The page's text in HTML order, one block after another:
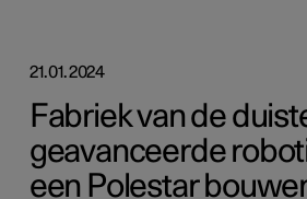
21.01.2024
Fabriek van de
geavanceerde
een Polestar